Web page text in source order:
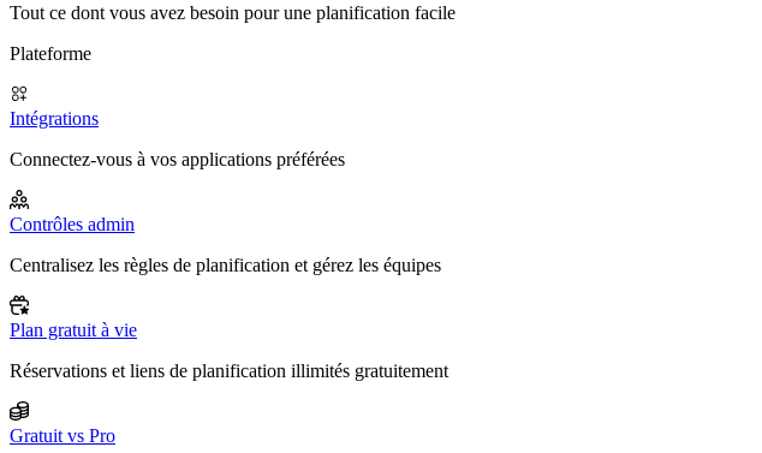
Tout ce dont vous avez besoin pour une planification facile
Plateforme
Intégrations
Connectez-vous à vos applications préférées
Contrôles admin
Centralisez les règles de planification et gérez les équipes
Plan gratuit à vie
Réservations et liens de planification illimités gratuitement
Gratuit vs Pro